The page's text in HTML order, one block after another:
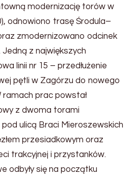
modernizację torów w
odnowiono trasę Środula–
zmodernizowano odcinek
Jedną z największych
linii nr 15 – przedłużenie
pętli w Zagórzu do nowego
ramach prac powstał
z dwoma torami
ulicą Braci Mieroszewskich
przesiadkowym oraz
trakcyjnej i przystanków.
odbyły się na początku